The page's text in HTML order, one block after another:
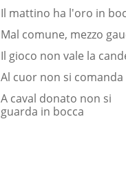
Il mattino ha l'oro in
Mal comune, mezzo
Il gioco non vale la
Al cuor non si comanda
A caval donato non si
guarda in bocca